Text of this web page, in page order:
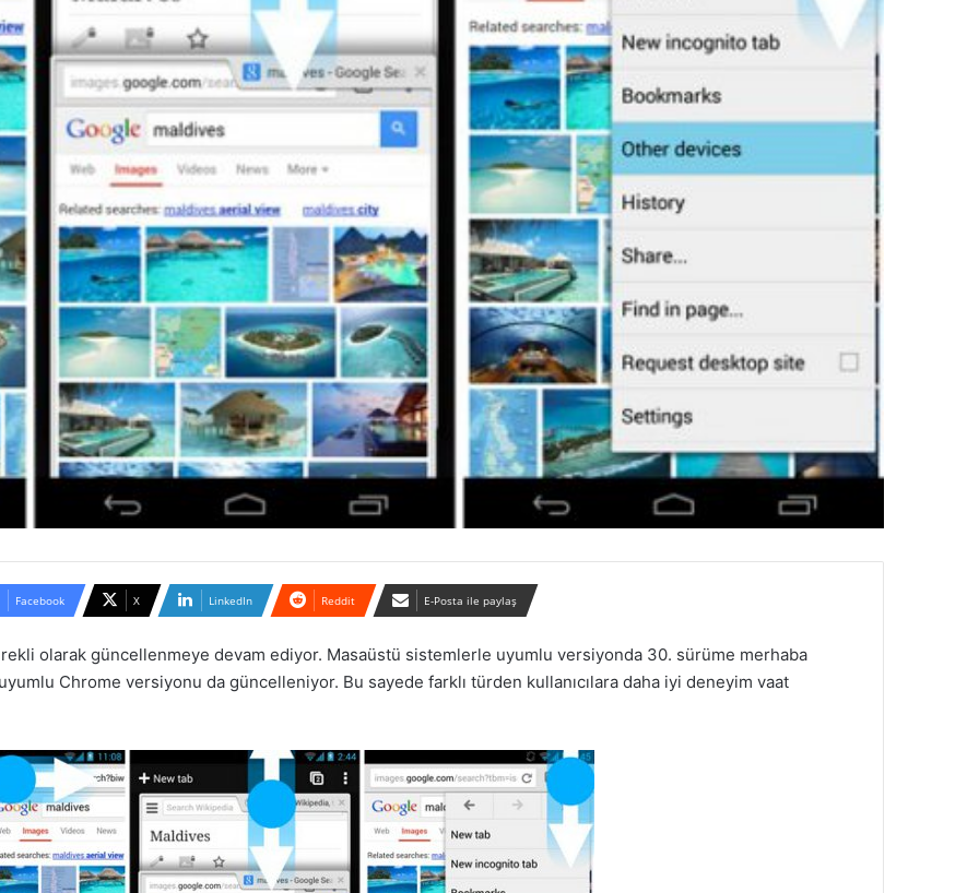
Facebook X LinkedIn Reddit E-Posta ile paylaş
olarak güncellenmeye devam ediyor. Masaüstü sistemlerle uyumlu versiyonda 30. sürüme merhaba
Chrome versiyonu da güncelleniyor. Bu sayede farklı türden kullanıcılara daha iyi deneyim vaat